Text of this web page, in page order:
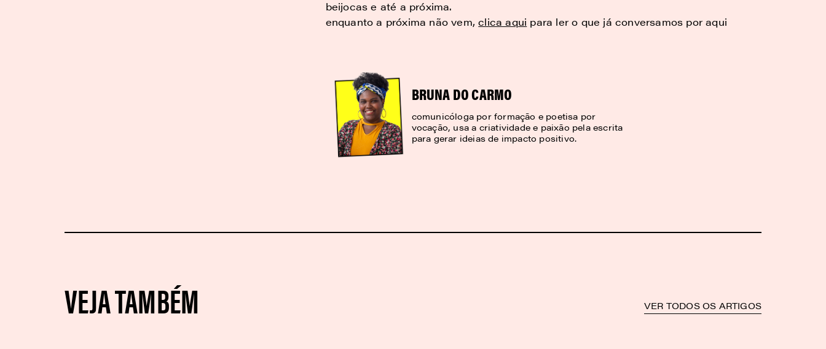
beijocas e até a próxima.
enquanto a próxima não vem,clica aqui para ler o que já conversamos por aqui
BRUNA DO CARMO
comunicóloga por formação e poetisa por
vocação, usa a criatividade e paixão pela escrita
para gerar ideias de impacto positivo.
VEJA TAMBÉM VER TODOS OS ARTIGOS